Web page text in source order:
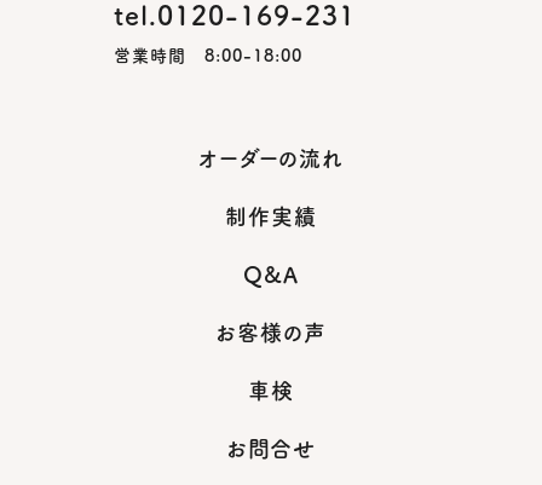
tel.0120-169-231
営業時間 8:00-18:00
オーダーの流れ
制作実績
Q&A
お客様の声
車検
お問合せ